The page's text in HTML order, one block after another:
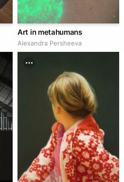
Art in metahumans
Alexandra Persheeva